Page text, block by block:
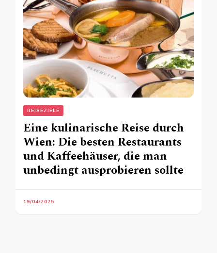
REISEZIELE
Eine kulinarische Reise durch
Wien: Die besten Restaurants
und Kaffeehäuser, die man
unbedingt ausprobieren sollte
19/04/2025